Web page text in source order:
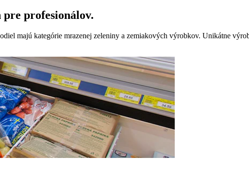
profesionálov.
majú kategórie mrazenej zeleniny a zemiakových výrobkov. Unikátne